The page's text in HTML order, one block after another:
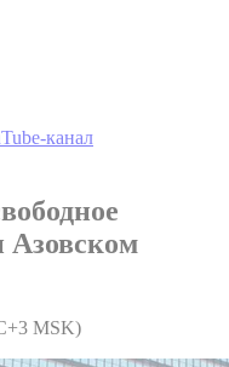
канал
Азовском
MSK)